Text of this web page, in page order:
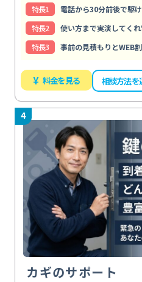
特⻑1
電話から30分前後で駆
特⻑2
使い方まで実演してく
特⻑3
事前の見積もりとWEB
¥ 料金を見る 相談方法を
4
カギのサポート